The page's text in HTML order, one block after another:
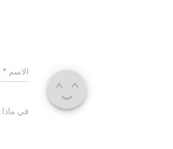
الاسم *
في